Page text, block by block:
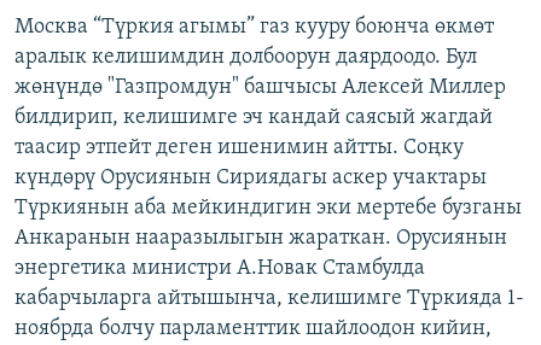
БИЗ ЖАНА ДҮЙНӨ
ДАНИСТЕ
ЭЖЕ-СИҢДИЛЕР
АЗАТТЫК+
ЫҢГАЙСЫЗ СУРООЛОР
Русский
ОНЛАЙН ШЕРИНЕ
ЭЕ/АРнун бардык сайттары
Москва “Түркия агымы” газ кууру боюнча өкмөт
аралык келишимдин долбоорун даярдоодо. Бул
жөнүндө "Газпромдун" башчысы Алексей Миллер
билдирип, келишимге эч кандай саясый жагдай
таасир этпейт деген ишенимин айтты. Соңку
күндөрү Орусиянын Сириядагы аскер учактары
Түркиянын аба мейкиндигин эки мертебе бузганы
Анкаранын нааразылыгын жараткан. Орусиянын
энергетика министри А.Новак Стамбулда
кабарчыларга айтышынча, келишимге Түркияда 1-
ноябрда болчу парламенттик шайлоодон кийин,